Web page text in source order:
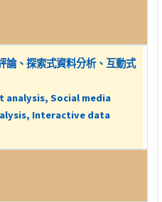
論、探索式資料分析、互動式
analysis, Social media
Interactive data